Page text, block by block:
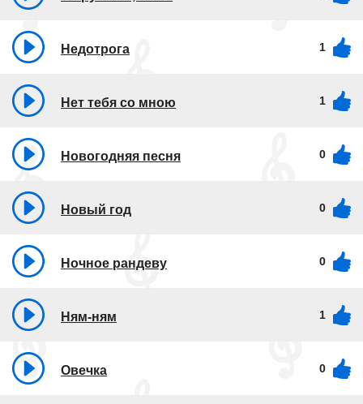
Недотрога 1
Нет тебя со мною 1
Новогодняя песня 0
Новый год 0
Ночное рандеву 0
Ням-ням 1
Овечка 0